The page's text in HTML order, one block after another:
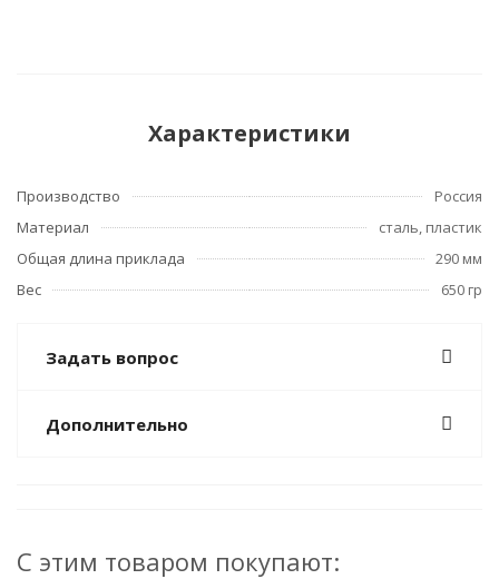
Характеристики
Производство
Россия
Материал
сталь, пластик
Общая длина приклада
290 мм
Вес
650 гр
Задать вопрос
Дополнительно
С этим товаром покупают: